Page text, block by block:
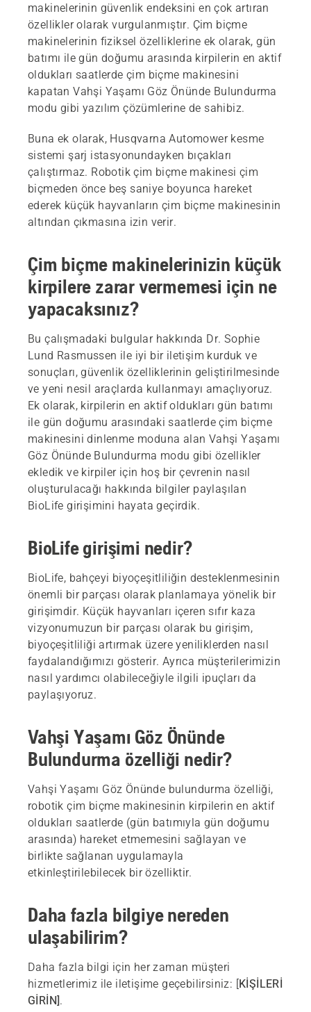
makinelerinin güvenlik endeksini en çok artıran
özellikler olarak vurgulanmıştır. Çim biçme
makinelerinin fiziksel özelliklerine ek olarak, gün
batımı ile gün doğumu arasında kirpilerin en aktif
oldukları saatlerde çim biçme makinesini
kapatan Vahşi Yaşamı Göz Önünde Bulundurma
modu gibi yazılım çözümlerine de sahibiz.
Buna ek olarak, Husqvarna Automower kesme
sistemi şarj istasyonundayken bıçakları
çalıştırmaz. Robotik çim biçme makinesi çim
biçmeden önce beş saniye boyunca hareket
ederek küçük hayvanların çim biçme makinesinin
altından çıkmasına izin verir.
Çim biçme makinelerinizin küçük
kirpilere zarar vermemesi için ne
yapacaksınız?
Bu çalışmadaki bulgular hakkında Dr. Sophie
Lund Rasmussen ile iyi bir iletişim kurduk ve
sonuçları, güvenlik özelliklerinin geliştirilmesinde
ve yeni nesil araçlarda kullanmayı amaçlıyoruz.
Ek olarak, kirpilerin en aktif oldukları gün batımı
ile gün doğumu arasındaki saatlerde çim biçme
makinesini dinlenme moduna alan Vahşi Yaşamı
Göz Önünde Bulundurma modu gibi özellikler
ekledik ve kirpiler için hoş bir çevrenin nasıl
oluşturulacağı hakkında bilgiler paylaşılan
BioLife girişimini hayata geçirdik.
BioLife girişimi nedir?
BioLife, bahçeyi biyoçeşitliliğin desteklenmesinin
önemli bir parçası olarak planlamaya yönelik bir
girişimdir. Küçük hayvanları içeren sıfır kaza
vizyonumuzun bir parçası olarak bu girişim,
biyoçeşitliliği artırmak üzere yeniliklerden nasıl
faydalandığımızı gösterir. Ayrıca müşterilerimizin
nasıl yardımcı olabileceğiyle ilgili ipuçları da
paylaşıyoruz.
Vahşi Yaşamı Göz Önünde
Bulundurma özelliği nedir?
Vahşi Yaşamı Göz Önünde bulundurma özelliği,
robotik çim biçme makinesinin kirpilerin en aktif
oldukları saatlerde (gün batımıyla gün doğumu
arasında) hareket etmemesini sağlayan ve
birlikte sağlanan uygulamayla
etkinleştirilebilecek bir özelliktir.
Daha fazla bilgiye nereden
ulaşabilirim?
Daha fazla bilgi için her zaman müşteri
hizmetlerimiz ile iletişime geçebilirsiniz: [KİŞİLERİ
GİRİN].